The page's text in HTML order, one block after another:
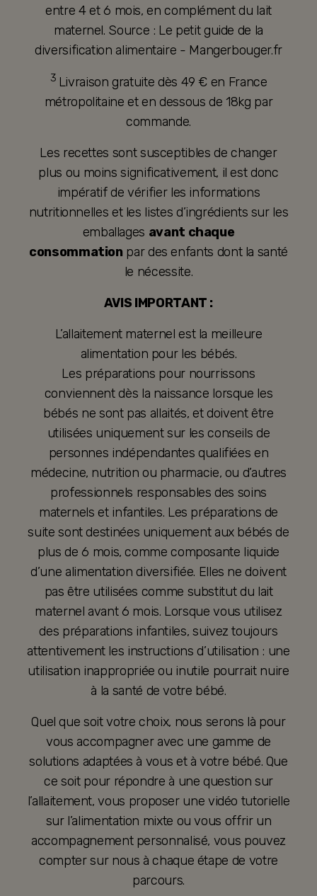
entre 4 et 6 mois, en complément du lait
maternel. Source : Le petit guide de la
diversification alimentaire - Mangerbouger.fr
3 Livraison gratuite dès 49 € en France
métropolitaine et en dessous de 18kg par
commande.
Les recettes sont susceptibles de changer
plus ou moins significativement, il est donc
impératif de vérifier les informations
nutritionnelles et les listes d’ingrédients sur les
emballages avant chaque
consommation par des enfants dont la santé
le nécessite.
AVIS IMPORTANT :
L’allaitement maternel est la meilleure
alimentation pour les bébés.
Les préparations pour nourrissons
conviennent dès la naissance lorsque les
bébés ne sont pas allaités, et doivent être
utilisées uniquement sur les conseils de
personnes indépendantes qualifiées en
médecine, nutrition ou pharmacie, ou d’autres
professionnels responsables des soins
maternels et infantiles. Les préparations de
suite sont destinées uniquement aux bébés de
plus de 6 mois, comme composante liquide
d’une alimentation diversifiée. Elles ne doivent
pas être utilisées comme substitut du lait
maternel avant 6 mois. Lorsque vous utilisez
des préparations infantiles, suivez toujours
attentivement les instructions d’utilisation : une
utilisation inappropriée ou inutile pourrait nuire
à la santé de votre bébé.
Quel que soit votre choix, nous serons là pour
vous accompagner avec une gamme de
solutions adaptées à vous et à votre bébé. Que
ce soit pour répondre à une question sur
l’allaitement, vous proposer une vidéo tutorielle
sur l’alimentation mixte ou vous offrir un
accompagnement personnalisé, vous pouvez
compter sur nous à chaque étape de votre
parcours.